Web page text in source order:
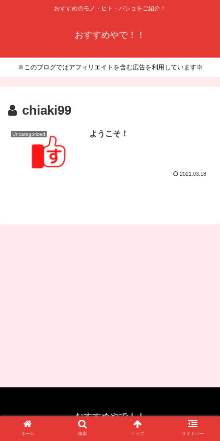
おすすめのモノ・ヒト・バショをご紹介！
おすすめやで！！
※このブログではアフィリエイトを含む広告を利用しています※
chiaki99
Uncategorized ようこそ！
2021.03.18
おすすめやで！！
© 2020 おすすめやで！！.
ホーム 検索 トップ サイドバー